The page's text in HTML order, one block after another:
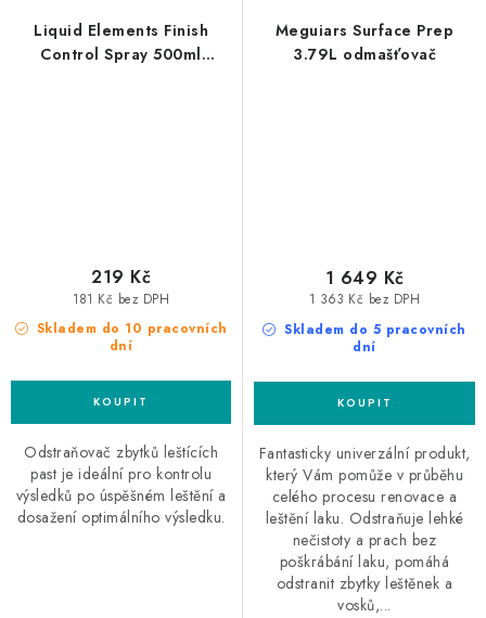
Liquid Elements Finish
Control Spray 500ml
Skladem do 10 pracovních
dní
181 Kč bez DPH
219 Kč
Odstraňovač zbytků leštících
past je ideální pro kontrolu
výsledků po úspěšném leštění a
dosažení optimálního výsledku.
Meguiars Surface Prep
3.79L odmašťovač
Skladem do 5 pracovních
dní
1 363 Kč bez DPH
1 649 Kč
Fantasticky univerzální produkt,
který Vám pomůže v průběhu
celého procesu renovace a
leštění laku. Odstraňuje lehké
nečistoty a prach bez
poškrábání laku, pomáhá
odstranit zbytky leštěnek a
vosků,...